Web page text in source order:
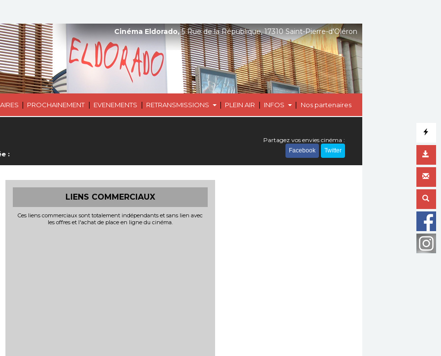
| PROCHAINEMENT | EVENEMENTS | RETRANSMISSIONS | PLEIN AIR | INFOS | Nos partenaires
Cinéma Eldorado,5 Rue de la République, 17310 Saint-Pierre-d'Oléron
:
Partagez vos envies cinéma :
Facebook Twitter
LIENS COMMERCIAUX
Ces liens commerciaux sont totalement indépendants et sans lien avec
les offres et l'achat de place en ligne du cinéma.